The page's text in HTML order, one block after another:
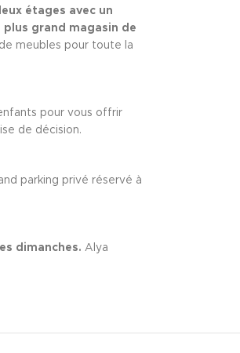
étages avec un
plus grand magasin de
meubles pour toute la
pour vous offrir
de décision.
parking privé réservé à
dimanches. Alya